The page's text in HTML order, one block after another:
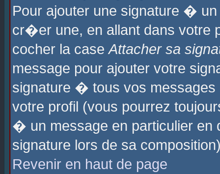
Pour ajouter une signature �
cr�er une, en allant dans
cocher la caseAttacher sa
message pour ajouter votre
signature � tous vos
votre profil (vous pourrez
� un message en particulier
signature lors de sa
Revenir en haut de page